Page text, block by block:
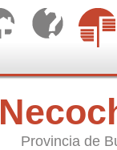
Provincia de